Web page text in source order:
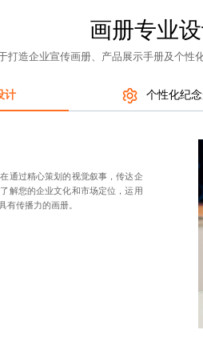
画册专业
打造企业宣传画册、产品展示手册及个性
计 个性化纪
通过精心策划的视觉叙事，传达企
解您的企业文化和市场定位，运用
有传播力的画册。